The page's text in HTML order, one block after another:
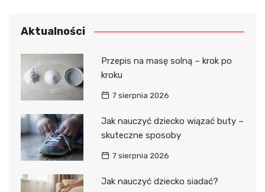
Aktualności
Przepis na masę solną – krok po
kroku
7 sierpnia 2026
Jak nauczyć dziecko wiązać buty –
skuteczne sposoby
7 sierpnia 2026
Jak nauczyć dziecko siadać?